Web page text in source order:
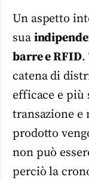
Un aspetto
sua
barre e RFID.
catena di
efficace e più
transazione e
prodotto
non può
perciò la